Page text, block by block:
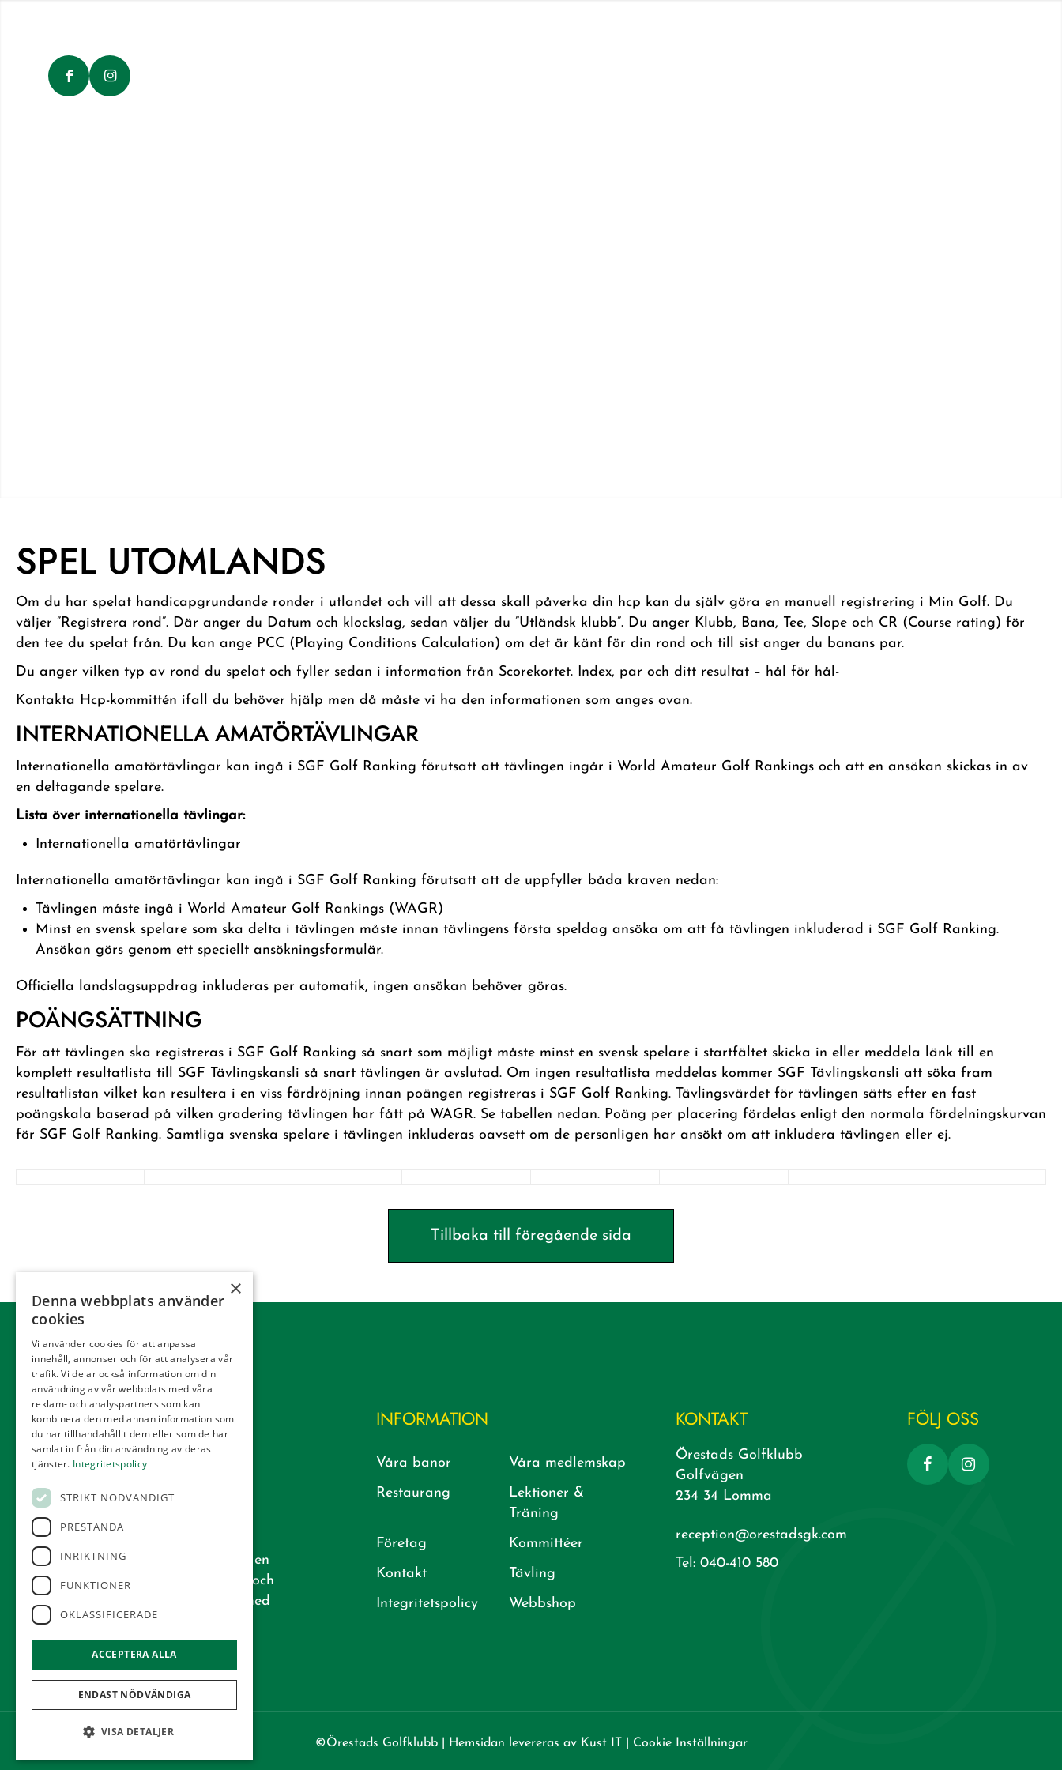
SPEL UTOMLANDS
Om du har spelat handicapgrundande ronder i utlandet och vill att dessa skall påverka din hcp kan du själv göra en manuell registrering i Min Golf. Du
väljer ”Registrera rond”. Där anger du Datum och klockslag, sedan väljer du ”Utländsk klubb”. Du anger Klubb, Bana, Tee, Slope och CR (Course rating) för
den tee du spelat från. Du kan ange PCC (Playing Conditions Calculation) om det är känt för din rond och till sist anger du banans par.
Du anger vilken typ av rond du spelat och fyller sedan i information från Scorekortet. Index, par och ditt resultat – hål för hål-
Kontakta Hcp-kommittén ifall du behöver hjälp men då måste vi ha den informationen som anges ovan.
INTERNATIONELLA AMATÖRTÄVLINGAR
Internationella amatörtävlingar kan ingå i SGF Golf Ranking förutsatt att tävlingen ingår i World Amateur Golf Rankings och att en ansökan skickas in av
en deltagande spelare.
Lista över internationella tävlingar:
Internationella amatörtävlingar
Internationella amatörtävlingar kan ingå i SGF Golf Ranking förutsatt att de uppfyller båda kraven nedan:
Tävlingen måste ingå i World Amateur Golf Rankings (WAGR)
Minst en svensk spelare som ska delta i tävlingen måste innan tävlingens första speldag ansöka om att få tävlingen inkluderad i SGF Golf Ranking.
Ansökan görs genom ett speciellt ansökningsformulär.
Officiella landslagsuppdrag inkluderas per automatik, ingen ansökan behöver göras.
POÄNGSÄTTNING
För att tävlingen ska registreras i SGF Golf Ranking så snart som möjligt måste minst en svensk spelare i startfältet skicka in eller meddela länk till en
komplett resultatlista till SGF Tävlingskansli så snart tävlingen är avslutad. Om ingen resultatlista meddelas kommer SGF Tävlingskansli att söka fram
resultatlistan vilket kan resultera i en viss fördröjning innan poängen registreras i SGF Golf Ranking. Tävlingsvärdet för tävlingen sätts efter en fast
poängskala baserad på vilken gradering tävlingen har fått på WAGR. Se tabellen nedan. Poäng per placering fördelas enligt den normala fördelningskurvan
för SGF Golf Ranking. Samtliga svenska spelare i tävlingen inkluderas oavsett om de personligen har ansökt om att inkludera tävlingen eller ej.
Tillbaka till föregående sida
Vår golfbana, som är ritad av den
välkända arkitekten Åke Persson, är en
riktig skånsk bana med öppen park och
typiska hedar. Mycket välskött och med
ett gott rykte.
INFORMATION
Våra banor
Våra medlemskap
Restaurang
Lektioner &
Träning
Företag
Kommittéer
Kontakt
Tävling
Integritetspolicy
Webbshop
KONTAKT
Örestads Golfklubb
Golfvägen
234 34 Lomma
reception@orestadsgk.com
Tel: 040-410 580
FÖLJ OSS
©Örestads Golfklubb Hemsidan levereras av Kust IT Cookie Inställningar
×
Denna webbplats använder
cookies
Vi använder cookies för att anpassa
innehåll, annonser och för att analysera vår
trafik. Vi delar också information om din
användning av vår webbplats med våra
reklam- och analyspartners som kan
kombinera den med annan information som
du har tillhandahållit dem eller som de har
samlat in från din användning av deras
tjänster. Integritetspolicy
STRIKT NÖDVÄNDIGT
PRESTANDA
INRIKTNING
FUNKTIONER
OKLASSIFICERADE
ACCEPTERA ALLA
ENDAST NÖDVÄNDIGA
VISA DETALJER